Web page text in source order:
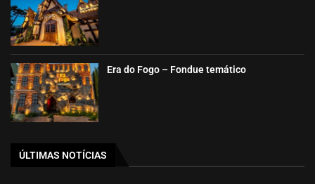
Era do Fogo – Fondue temático
ÚLTIMAS NOTÍCIAS